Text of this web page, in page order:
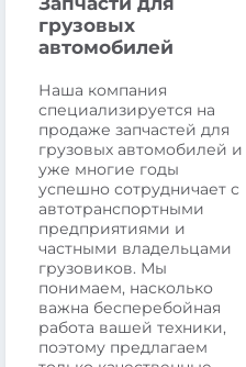
грузовых
автомобилей
Наша компания
специализируется на
продаже запчастей для
грузовых автомобилей и
уже многие годы
успешно сотрудничает с
автотранспортными
предприятиями и
частными владельцами
грузовиков. Мы
понимаем, насколько
важна бесперебойная
работа вашей техники,
поэтому предлагаем